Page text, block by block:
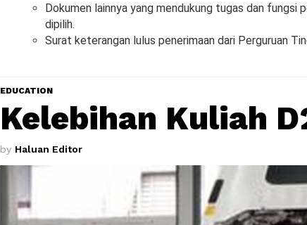
Dokumen lainnya yang mendukung tugas dan fungsi
dipilih.
Surat keterangan lulus penerimaan dari Perguruan
EDUCATION
Kelebihan Kuliah
by Haluan Editor